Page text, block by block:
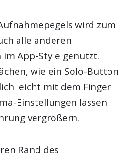
wird zum
alle anderen
App-Style genutzt.
wie ein Solo-Button
leicht mit dem Finger
Einstellungen lassen
vergrößern.
Rand des